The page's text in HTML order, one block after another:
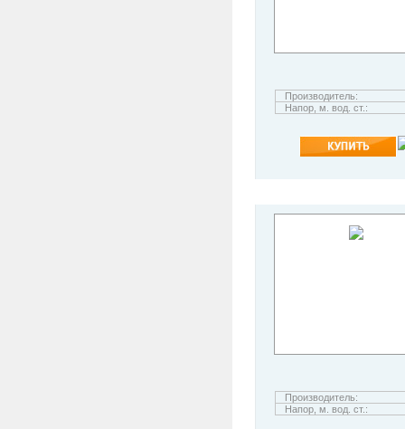
Производитель:
Напор, м. вод. ст.:
Производитель:
Напор, м. вод. ст.: